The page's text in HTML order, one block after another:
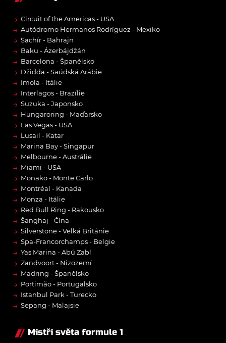
→ Circuit of the Americas - USA
→ Autódromo Hermanos Rodríguez - Mexiko
→ Sachír - Bahrajn
→ Baku - Ázerbájdžán
→ Barcelona - Španělsko
→ Džidda - Saúdská Arábie
→ Imola - Itálie
→ Interlagos - Brazílie
→ Suzuka - Japonsko
→ Hungaroring - Maďarsko
→ Las Vegas - USA
→ Lusail - Katar
→ Marina Bay - Singapur
→ Melbourne - Austrálie
→ Miami - USA
→ Monako - Monte Carlo
→ Montréal - Kanada
→ Monza - Itálie
→ Red Bull Ring - Rakousko
→ Šanghaj - Čína
→ Silverstone - Velká Británie
→ Spa-Francorchamps - Belgie
→ Yas Marina - Abú Zabí
→ Zandvoort - Nizozemí
→ Madring - Španělsko
→ Portimão - Portugalsko
→ Istanbul Park - Turecko
→ Sepang - Malajsie
Mistři světa formule 1